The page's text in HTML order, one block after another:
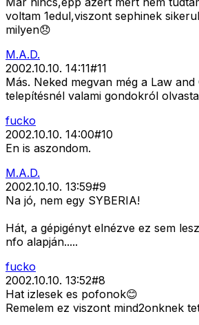
voltam 1edul,viszont sephinek
milyen😞
M.A.D.
2002.10.10. 14:11#11
Más. Neked megvan még a Law
telepítésnél valami gondokról
fucko
2002.10.10. 14:00#10
En is aszondom.
M.A.D.
2002.10.10. 13:59#9
Na jó, nem egy SYBERIA!
Hát, a gépigényt elnézve ez sem
nfo alapján.....
fucko
2002.10.10. 13:52#8
Hat izlesek es pofonok😊
Remelem ez viszont mind2onknek